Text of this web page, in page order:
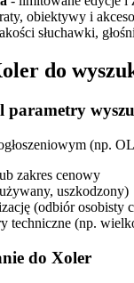
obiektywy i
słuchawki,
do
parametry
(np.
zakres cenowy
uszkodzony)
(odbiór osobisty
techniczne (np.
do Xoler